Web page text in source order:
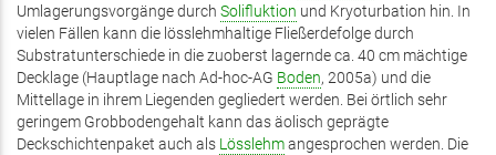
Umlagerungsvorgänge durch Solifluktion und Kryoturbation hin. In
vielen Fällen kann die lösslehmhaltige Fließerdefolge durch
Substratunterschiede in die zuoberst lagernde ca. 40 cm mächtige
Decklage (Hauptlage nach Ad-hoc-AG Boden, 2005a) und die
Mittellage in ihrem Liegenden gegliedert werden. Bei örtlich sehr
geringem Grobbodengehalt kann das äolisch geprägte
Deckschichtenpaket auch als Lösslehmangesprochen werden. Die